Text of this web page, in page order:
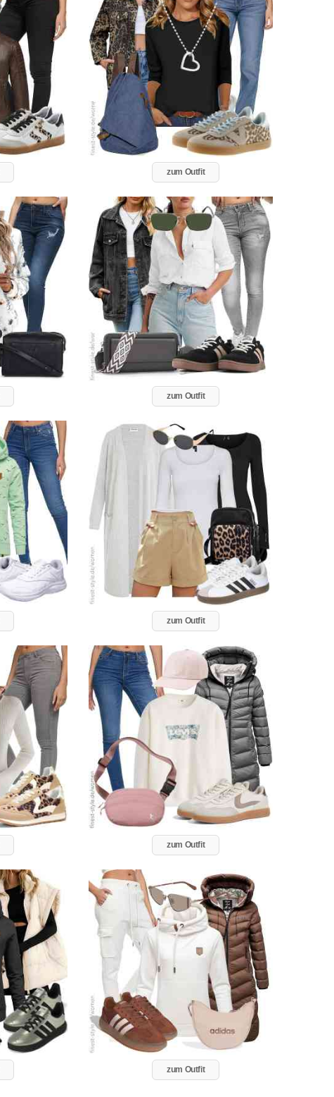
zum Outfit
zum Outfit
zum Outfit
zum Outfit
zum Outfit